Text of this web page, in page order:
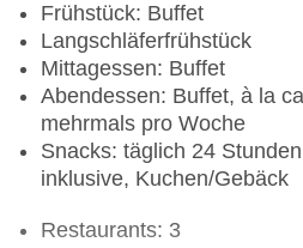
Frühstück: Buffet
Langschläferfrühstück
Mittagessen: Buffet
Abendessen: Buffet, à la
mehrmals pro Woche
Snacks: täglich 24
inklusive, Kuchen/Gebäck
Restaurants: 3